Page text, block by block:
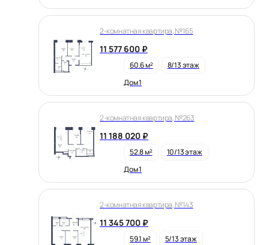
2-комнатная квартира, №165
11 577 600 ₽
60.6 м²
8/13 этаж
Дом 1
2-комнатная квартира, №263
11 188 020 ₽
52.8 м²
10/13 этаж
Дом 1
2-комнатная квартира, №143
11 345 700 ₽
59.1 м²
5/13 этаж